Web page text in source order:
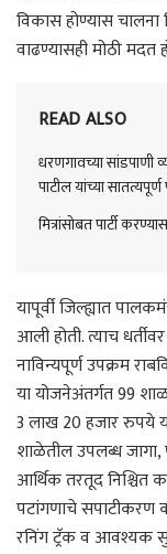
विकास होण्यास
वाढण्यासही मोठी मदत
READ ALSO
धरणगावच्या सांडपाणी
पाटील यांच्या
मित्रांसोबत पार्टी
यापूर्वी जिल्ह्यात
आली होती. त्याच
नाविन्यपूर्ण उपक्रम
या योजनेअंतर्गत 99
3 लाख 20 हजार रुपये
शाळेतील उपलब्ध
आर्थिक तरतूद निश्चित
पटांगणाचे सपाटीकरण
रनिंग ट्रॅक व आवश्यक